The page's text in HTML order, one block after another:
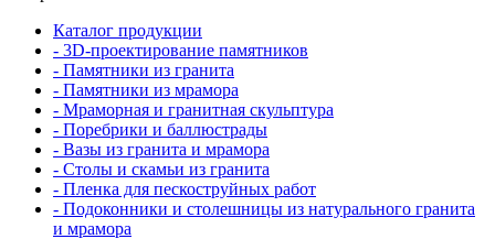
Каталог продукции
- 3D-проектирование памятников
- Памятники из гранита
- Памятники из мрамора
- Мраморная и гранитная скульптура
- Поребрики и баллюстрады
- Вазы из гранита и мрамора
- Столы и скамьи из гранита
- Пленка для пескоструйных работ
- Подоконники и столешницы из натурального гранита
и мрамора